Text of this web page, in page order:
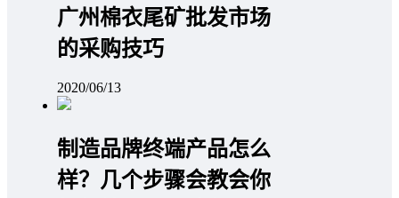
广州棉衣尾矿批发市场
的采购技巧
2020/06/13
制造品牌终端产品怎么
样？几个步骤会教会你